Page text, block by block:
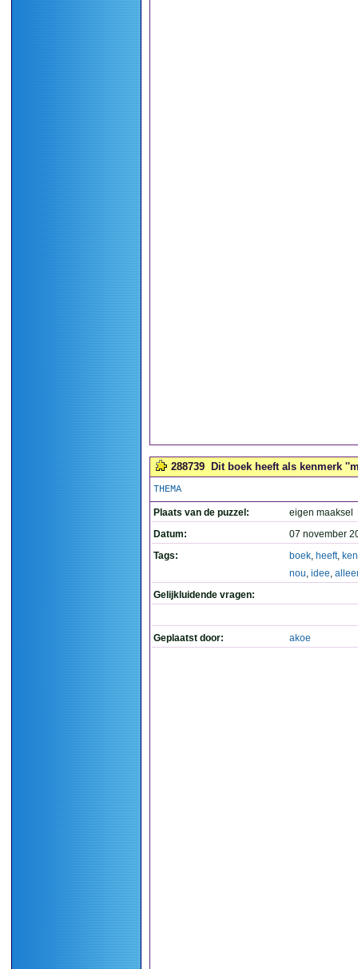
288739 Dit boek heeft als kenmerk
THEMA
Plaats van de puzzel:
eigen maaksel
Datum:
07 november
Tags:
boek, heeft,
nou, idee,
Gelijkluidende vragen:
Geplaatst door: akoe